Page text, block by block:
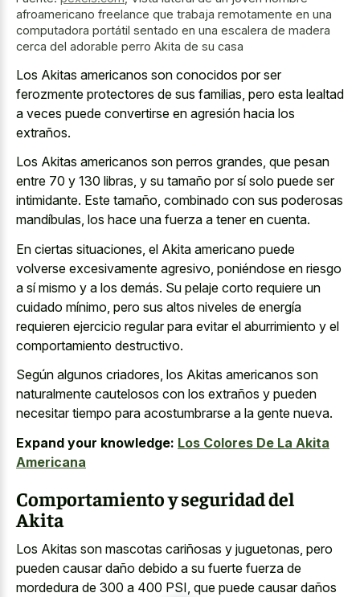
afroamericano freelance que trabaja remotamente en una
computadora portátil sentado en una escalera de madera
cerca del adorable perro Akita de su casa
Los Akitas americanos son conocidos por ser
ferozmente protectores de sus familias, pero esta lealtad
a veces puede convertirse en agresión hacia los
extraños.
Los Akitas americanos son perros grandes, que pesan
entre 70 y 130 libras, y su tamaño por sí solo puede ser
intimidante. Este tamaño, combinado con sus poderosas
mandíbulas, los hace una fuerza a tener en cuenta.
En ciertas situaciones, el Akita americano puede
volverse excesivamente agresivo, poniéndose en riesgo
a sí mismo y a los demás. Su pelaje corto requiere un
cuidado mínimo, pero sus altos niveles de energía
requieren ejercicio regular para evitar el aburrimiento y el
comportamiento destructivo.
Según algunos criadores, los Akitas americanos son
naturalmente cautelosos con los extraños y pueden
necesitar tiempo para acostumbrarse a la gente nueva.
Expand your knowledge: Los Colores De La Akita
Americana
Comportamiento y seguridad del
Akita
Los Akitas son mascotas cariñosas y juguetonas, pero
pueden causar daño debido a su fuerte fuerza de
mordedura de 300 a 400 PSI, que puede causar daños